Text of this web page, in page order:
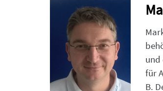
und
für
B.